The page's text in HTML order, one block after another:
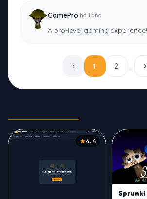
GamePro·há 1 ano
A pro-level gaming experience!
1 2 …
4.4